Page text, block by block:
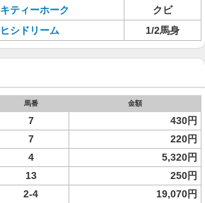
キティーホーク
クビ
ヒシドリーム 1/2馬身
馬番 金額
7 430円
7
220円
4
5,320円
13
250円
2-4
19,070円